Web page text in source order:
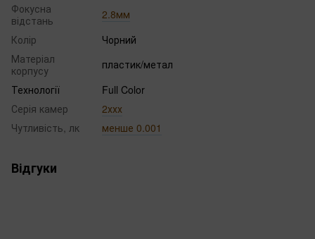
Фокусна
відстань
2.8мм
Колір
Чорний
Матеріал
корпусу
пластик/метал
Технології
Full Color
Серія камер
2ххх
Чутливість, лк
менше 0.001
Відгуки